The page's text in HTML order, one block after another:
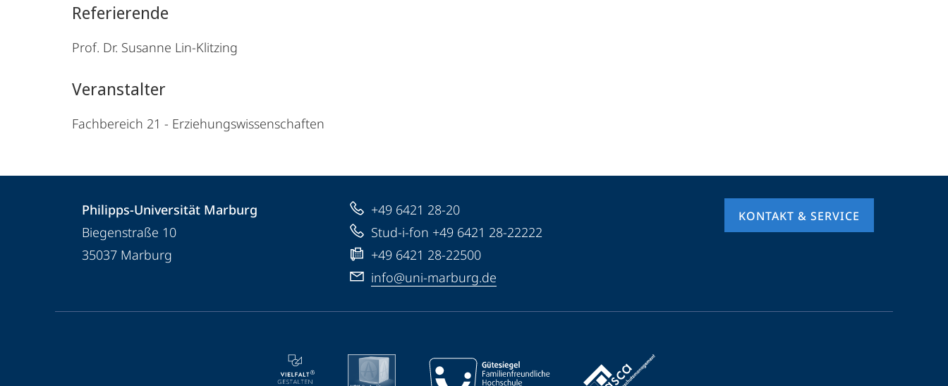
Referierende
Prof. Dr. Susanne Lin-Klitzing
Veranstalter
Fachbereich 21 - Erziehungswissenschaften
Informationen
Kontaktinformationen
Philipps-
Universität
Marburg
Philipps-Universität Marburg
Biegenstraße 10
35037 Marburg
+49 6421 28-20
Stud-i-fon +49 6421 28-22222
+49 6421 28-22500
info@uni-marburg.de
KONTAKT & SERVICE